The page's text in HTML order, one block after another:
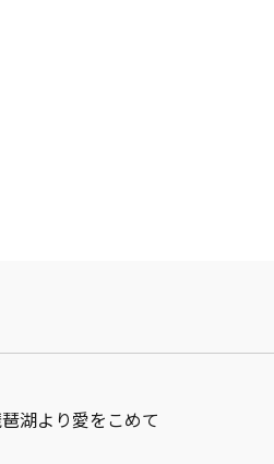
湖より愛をこめて